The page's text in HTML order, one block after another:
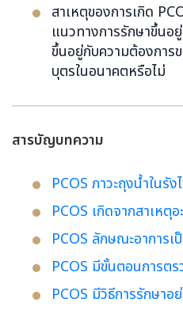
สาเหตุของการเกิด
แนวทางการรักษาขึ้นอ
ขึ้นอยู่กับความต้องการ
บุตรในอนาคตหรือไม่
สารบัญบทความ
PCOS ภาวะถุงน้ำในรัง
PCOS เกิดจากสาเหตุอ
PCOS ลักษณะอาการเ
PCOS มีขั้นตอนการต
PCOS มีวิธีการรักษาอ